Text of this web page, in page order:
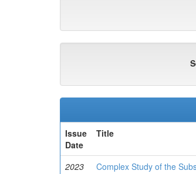
Issue
Date
Title
2023 Complex Study of the